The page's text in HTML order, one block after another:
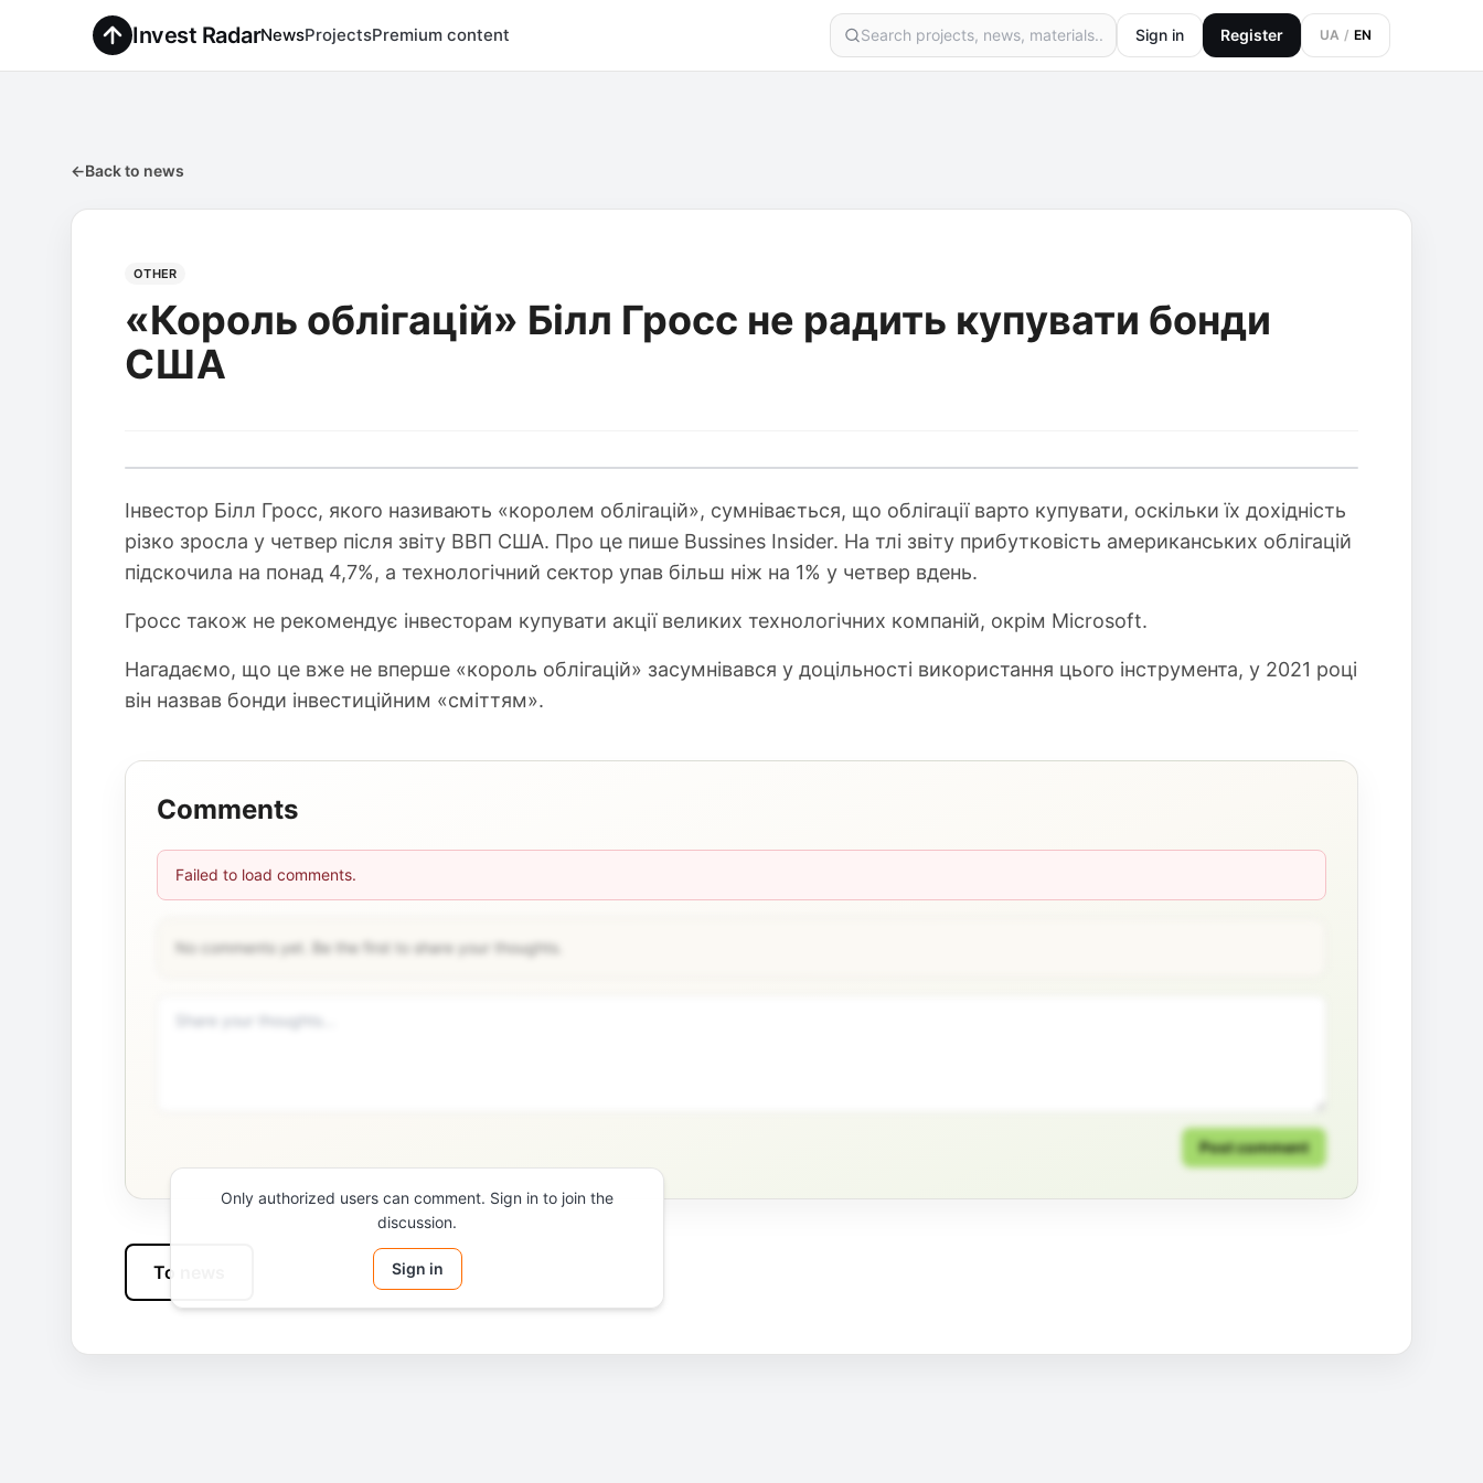
Invest RadarNewsProjectsPremium content Sign in Register UA / EN
←Back to news
OTHER
«Король облігацій» Білл Гросс не радить купувати бонди
США
Інвестор Білл Гросс, якого називають «королем облігацій», сумнівається, що облігації варто купувати, оскільки їх дохідність
різко зросла у четвер після звіту ВВП США. Про це пише Bussines Insider. На тлі звіту прибутковість американських облігацій
підскочила на понад 4,7%, а технологічний сектор упав більш ніж на 1% у четвер вдень.
Гросс також не рекомендує інвесторам купувати акції великих технологічних компаній, окрім Microsoft.
Нагадаємо, що це вже не вперше «король облігацій» засумнівався у доцільності використання цього інструмента, у 2021 році
він назвав бонди інвестиційним «сміттям».
Comments
Failed to load comments.
No comments yet. Be the first to share your thoughts.
Post comment
Only authorized users can comment. Sign in to join the
discussion.
Sign in
To news